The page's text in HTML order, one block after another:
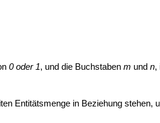
0 oder 1, und die Buchstaben m und n,
Entitätsmenge in Beziehung stehen,